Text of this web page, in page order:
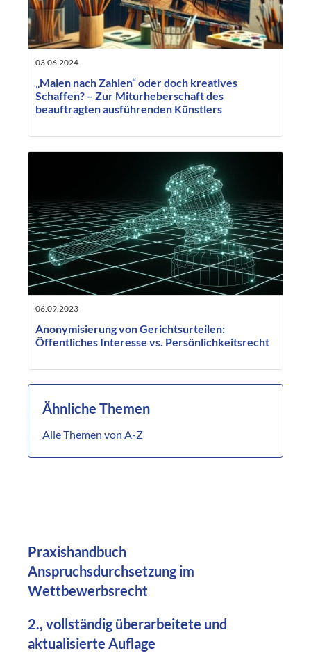
03.06.2024
„Malen nach Zahlen“ oder doch kreatives
Schaffen? – Zur Miturheberschaft des
beauftragten ausführenden Künstlers
06.09.2023
Anonymisierung von Gerichtsurteilen:
Öffentliches Interesse vs. Persönlichkeitsrecht
Ähnliche Themen
Alle Themen von A-Z
Praxishandbuch
Anspruchsdurchsetzung im
Wettbewerbsrecht
2., vollständig überarbeitete und
aktualisierte Auflage